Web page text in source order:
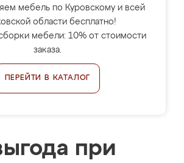
мебель по Куровскому и всей
области бесплатно!
мебели: 10% от стоимости
заказа.
ПЕРЕЙТИ В КАТАЛОГ
при